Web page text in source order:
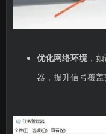
优化网络环境，如
器，提升信号覆盖